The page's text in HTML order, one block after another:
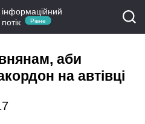
інформаційний
потік
Рівне
аби
на автівці